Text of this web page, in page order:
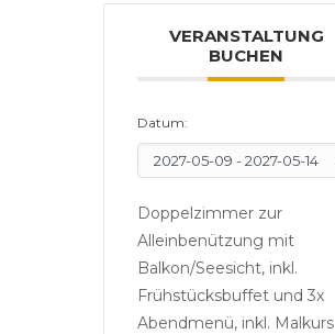
VERANSTALTUNG
BUCHEN
Datum:
Doppelzimmer zur
Alleinbenützung mit
Balkon/Seesicht, inkl.
Frühstücksbuffet und 3x
Abendmenü, inkl. Malkurs